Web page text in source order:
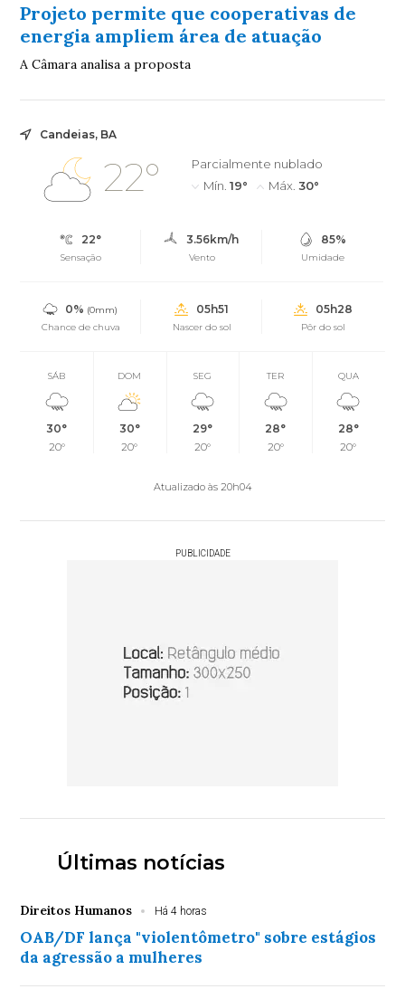
Projeto permite que cooperativas de
energia ampliem área de atuação
A Câmara analisa a proposta
Candeias, BA
22°
Parcialmente nublado
Mín. 19° Máx. 30°
22°
Sensação
3.56km/h
Vento
85%
Umidade
0% (0mm)
Chance de chuva
05h51
Nascer do sol
05h28
Pôr do sol
SÁB
30°
20°
DOM
30°
20°
SEG
29°
20°
TER
28°
20°
QUA
28°
20°
Atualizado às 20h04
PUBLICIDADE
Últimas notícias
Direitos Humanos Há 4 horas
OAB/DF lança "violentômetro" sobre estágios
da agressão a mulheres